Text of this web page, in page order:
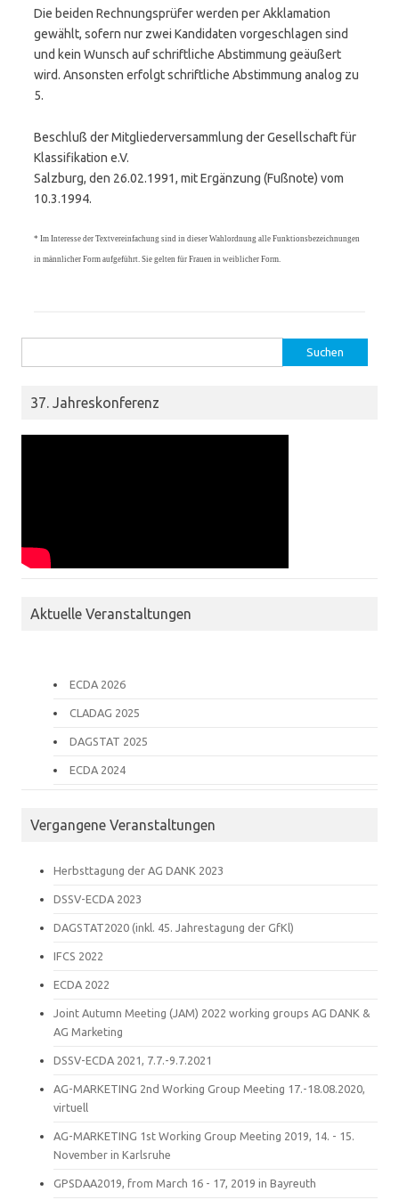
Die beiden Rechnungsprüfer werden per Akklamation
gewählt, sofern nur zwei Kandidaten vorgeschlagen sind
und kein Wunsch auf schriftliche Abstimmung geäußert
wird. Ansonsten erfolgt schriftliche Abstimmung analog zu
5.
Beschluß der Mitgliederversammlung der Gesellschaft für
Klassifikation e.V.
Salzburg, den 26.02.1991, mit Ergänzung (Fußnote) vom
10.3.1994.
* Im Interesse der Textvereinfachung sind in dieser Wahlordnung alle Funktionsbezeichnungen
in männlicher Form aufgeführt. Sie gelten für Frauen in weiblicher Form.
37. Jahreskonferenz
Aktuelle Veranstaltungen
ECDA 2026
CLADAG 2025
DAGSTAT 2025
ECDA 2024
Vergangene Veranstaltungen
Herbsttagung der AG DANK 2023
DSSV-ECDA 2023
DAGSTAT2020 (inkl. 45. Jahrestagung der GfKl)
IFCS 2022
ECDA 2022
Joint Autumn Meeting (JAM) 2022 working groups AG DANK &
AG Marketing
DSSV-ECDA 2021, 7.7.-9.7.2021
AG-MARKETING 2nd Working Group Meeting 17.-18.08.2020,
virtuell
AG-MARKETING 1st Working Group Meeting 2019, 14. - 15.
November in Karlsruhe
GPSDAA2019, from March 16 - 17, 2019 in Bayreuth